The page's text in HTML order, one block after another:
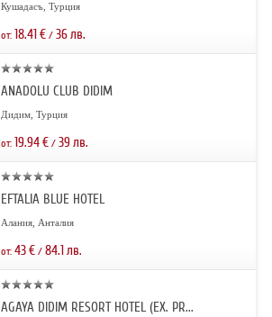
Кушадасъ, Турция
от: 18.41€/ 36лв.
ANADOLU CLUB DIDIM
Дидим, Турция
от: 19.94€/ 39 лв.
EFTALIA BLUE HOTEL
Алания, Анталия
от: 43€/ 84.1лв.
AGAYA DIDIM RESORT HOTEL (EX. PR...